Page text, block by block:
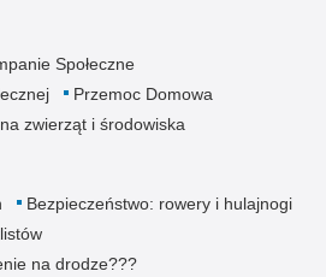
Społeczne
Przemoc Domowa
zwierząt i środowiska
Bezpieczeństwo: rowery i hulajnogi
na drodze???